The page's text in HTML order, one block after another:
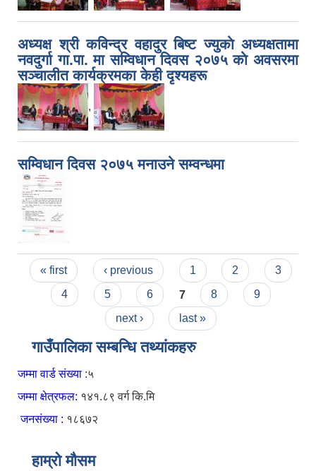
अध्यक्ष श्री कविन्द्र वहादुर बिष्ट ज्युकाे अध्यक्षतामा
नवदुर्गा गा.पा. मा सम्विधान दिवस २०७५ काे अवसरमा
सञ्चालीत कार्यक्रमका केही दृश्यहरू
,
सम्विधान दिवस २०७५ मनाउने सम्वन्धमा
Pages
« first ‹ previous 1 2
3
4
5 6 7 8
9
next ›
last »
गाउँपालिका सम्बन्धि तथ्यांकहरु
जम्मा वार्ड संख्या :५
जम्मा क्षेत्रफल: १४१.८९ वर्ग कि.मि
जनसंख्या : १८६७२
हाम्रो मौसम